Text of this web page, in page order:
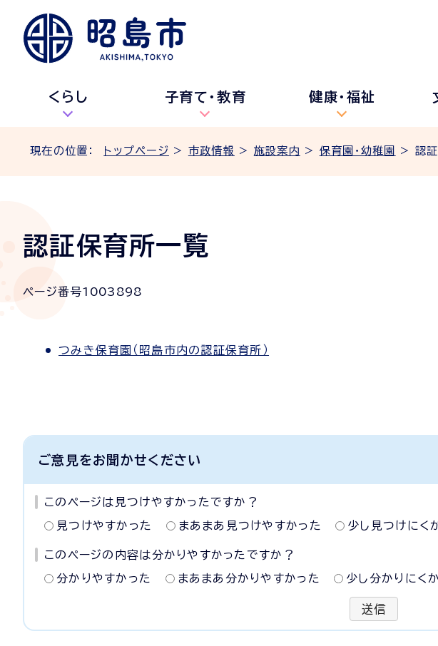
くらし 子育て・教育 健康・福祉
現在の位置： トップページ > 市政情報 > 施設案内 > 保育園・幼稚園 > 認証
認証保育所一覧
ページ番号1003898
つみき保育園（昭島市内の認証保育所）
ご意見をお聞かせください
このページは見つけやすかったですか？
見つけやすかった まあまあ見つけやすかった 少し見つけにく
このページの内容は分かりやすかったですか？
分かりやすかった まあまあ分かりやすかった 少し分かりにく
送信